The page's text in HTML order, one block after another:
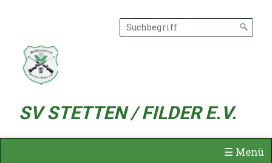
SV STETTEN / FILDER E.V.
☰ Menü